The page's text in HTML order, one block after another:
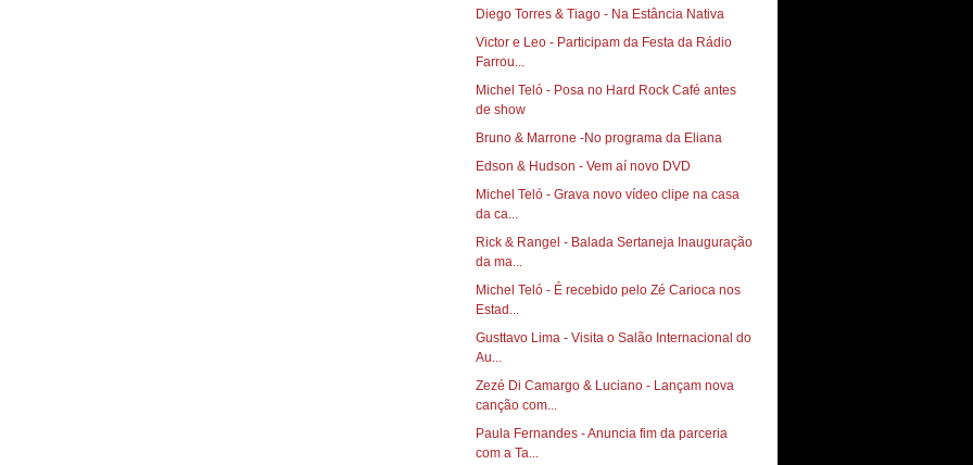
Diego Torres & Tiago - Na Estância Nativa
Victor e Leo - Participam da Festa da Rádio
Farrou...
Michel Teló - Posa no Hard Rock Café antes
de show
Bruno & Marrone -No programa da Eliana
Edson & Hudson - Vem aí novo DVD
Michel Teló - Grava novo vídeo clipe na casa
da ca...
Rick & Rangel - Balada Sertaneja Inauguração
da ma...
Michel Teló - É recebido pelo Zé Carioca nos
Estad...
Gusttavo Lima - Visita o Salão Internacional do
Au...
Zezé Di Camargo & Luciano - Lançam nova
canção com...
Paula Fernandes - Anuncia fim da parceria
com a Ta...